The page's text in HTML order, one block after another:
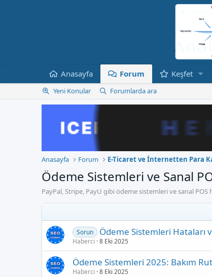
Anasayfa Forum Keşfet
Yeni Konular Forumlarda ara
Anasayfa Forum E-Ticaret ve İnternetten Para
Ödeme Sistemleri ve Sanal
PayPal, Stripe, PayU gibi ödeme sistemleri ve sanal
Sorun Ödeme Sistemleri Hataları
Haberci 8 Eki 2025
Ödeme Sistemleri 2025: Bakım
Haberci 8 Eki 2025